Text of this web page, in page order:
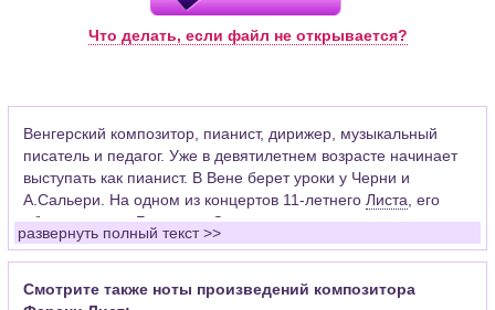
Что делать, если файл не открывается?
Венгерский композитор, пианист, дирижер, музыкальный
писатель и педагог. Уже в девятилетнем возрасте начинает
выступать как пианист. В Вене берет уроки у Черни и
А.Сальери. На одном из концертов 11-летнего Листа , его
«благословил»Бетховен. Сильное влияние на становление
великого музыкального романтика оказали встречи с
Берлиозом,ШопеномиПаганини. Восхищаясь мастерством
скипача-виртуоза, Лист видел и ограниченность такого рода
развернуть полный текст >>
Смотрите также ноты произведений композитора